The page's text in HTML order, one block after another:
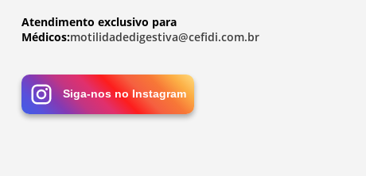
Atendimento exclusivo para
Médicos:motilidadedigestiva@cefidi.com.br
Siga-nos no Instagram